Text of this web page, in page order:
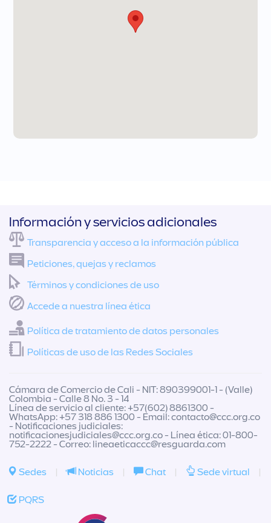
Información y servicios adicionales
Transparencia y acceso a la información pública
Peticiones, quejas y reclamos
Términos y condiciones de uso
Accede a nuestra línea ética
Política de tratamiento de datos personales
Políticas de uso de las Redes Sociales
Cámara de Comercio de Cali - NIT: 890399001-1 - (Valle)
Colombia - Calle 8 No. 3 - 14
Línea de servicio al cliente: +57(602) 8861300 -
WhatsApp: +57 318 886 1300 - Email:contacto@ccc.org.co
- Notificaciones judiciales:
notificacionesjudiciales@ccc.org.co- Línea ética: 01-800-
752-2222 - Correo: lineaeticaccc@resguarda.com
Sedes | Noticias | Chat | Sede virtual |
PQRS